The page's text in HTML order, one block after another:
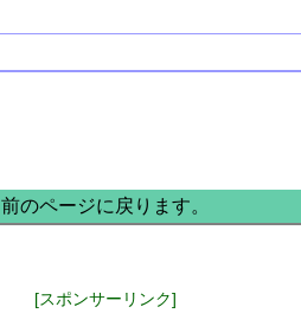
前のページに戻ります。
[スポンサーリンク]